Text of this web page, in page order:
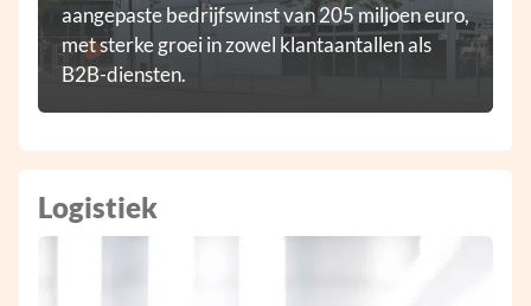
aangepaste bedrijfswinst van 205 miljoen euro,
met sterke groei in zowel klantaantallen als
B2B-diensten.
Logistiek